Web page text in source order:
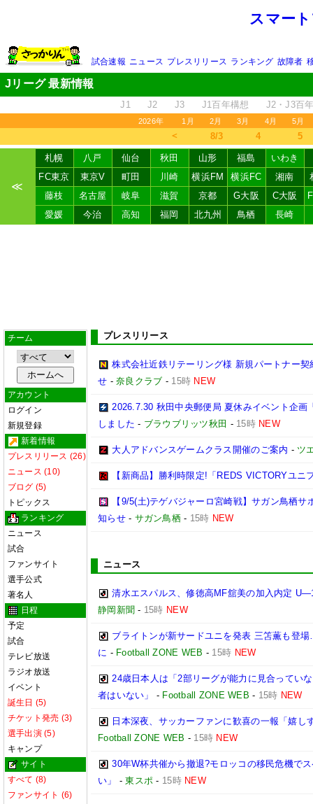
スマー
試合速報 ニュース プレスリリース ランキング 故障者
Jリーグ 最新情報
J1 J2 J3 J1百年構想 J2・J3百
2026年 1月 2月 3月 4月 5月
＜ 8/3 4 5
≪
札幌 八戸 仙台 秋田 山形 福島
いわき
FC東京
東京V 町田 川崎 横浜FM 横浜FC 湘南
藤枝
名古屋 岐阜 滋賀 京都 G大阪 C大阪
愛媛
今治 高知 福岡 北九州 鳥栖 長崎
チーム
アカウント
ログイン
新規登録
新着情報
プレスリリース (26)
ニュース (10)
ブログ (5)
トピックス
ランキング
ニュース
試合
ファンサイト
選手公式
著名人
日程
予定
試合
テレビ放送
ラジオ放送
イベント
誕生日 (5)
チケット発売 (3)
選手出演 (5)
キャンプ
サイト
すべて (8)
ファンサイト (6)
プレスリリース
株式会社近鉄リテーリング様 新規パートナー
せ -奈良クラブ - 15時 NEW
2026.7.30 秋田中央郵便局 夏休みイベント企
しました - ブラウブリッツ秋田 - 15時 NEW
大人アドバンスゲームクラス開催のご案内 - ツ
【新商品】勝利時限定!「REDS VICTORYユニ
【9/5(土)テゲバジャーロ宮崎戦】サガン鳥栖
知らせ- サガン鳥栖- 15時 NEW
ニュース
清水エスパルス、修徳高MF舘美の加入内定
静岡新聞 - 15時 NEW
ブライトンが新サードユニを発表 三笘薫も登
に - Football ZONE WEB - 15時 NEW
24歳日本人は「2部リーグが能力に見合ってい
者はいない」
- Football ZONE WEB - 15時 NEW
日本深夜、サッカーファンに歓喜の一報「嬉
Football ZONE WEB - 15時 NEW
30年W杯共催から撤退?モロッコの移民危機で
い」
-東スポ - 15時 NEW